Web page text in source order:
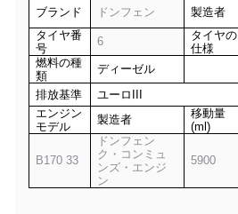
ブランド ドンフェン 製造者
タイヤ番
号
6
タイヤの
仕様
燃料の種
類
ディーゼル
排放基準
ユーロIII
エンジン
モデル
製造者
移動量
(ml)
B170 33
ドンフェン
ク・コンミュ
ンズ・エンジ
ン
5900